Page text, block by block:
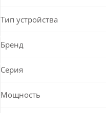
Тип устройства
Бренд
Серия
Мощность